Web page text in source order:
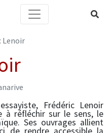
Lenoir
Frédéric Lenoir
à réfléchir sur le sens, le
Ses ouvrages allient